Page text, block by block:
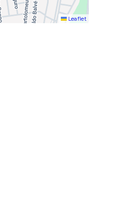
Leaflet